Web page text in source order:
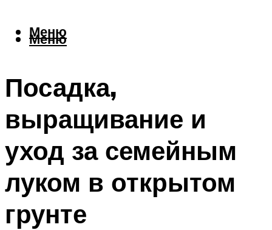
Меню
Меню
Посадка,
выращивание и
уход за семейным
луком в открытом
грунте